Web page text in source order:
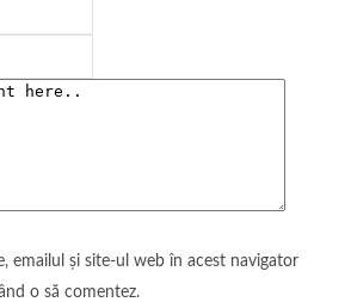
emailul și site-ul web în acest navigator
o să comentez.